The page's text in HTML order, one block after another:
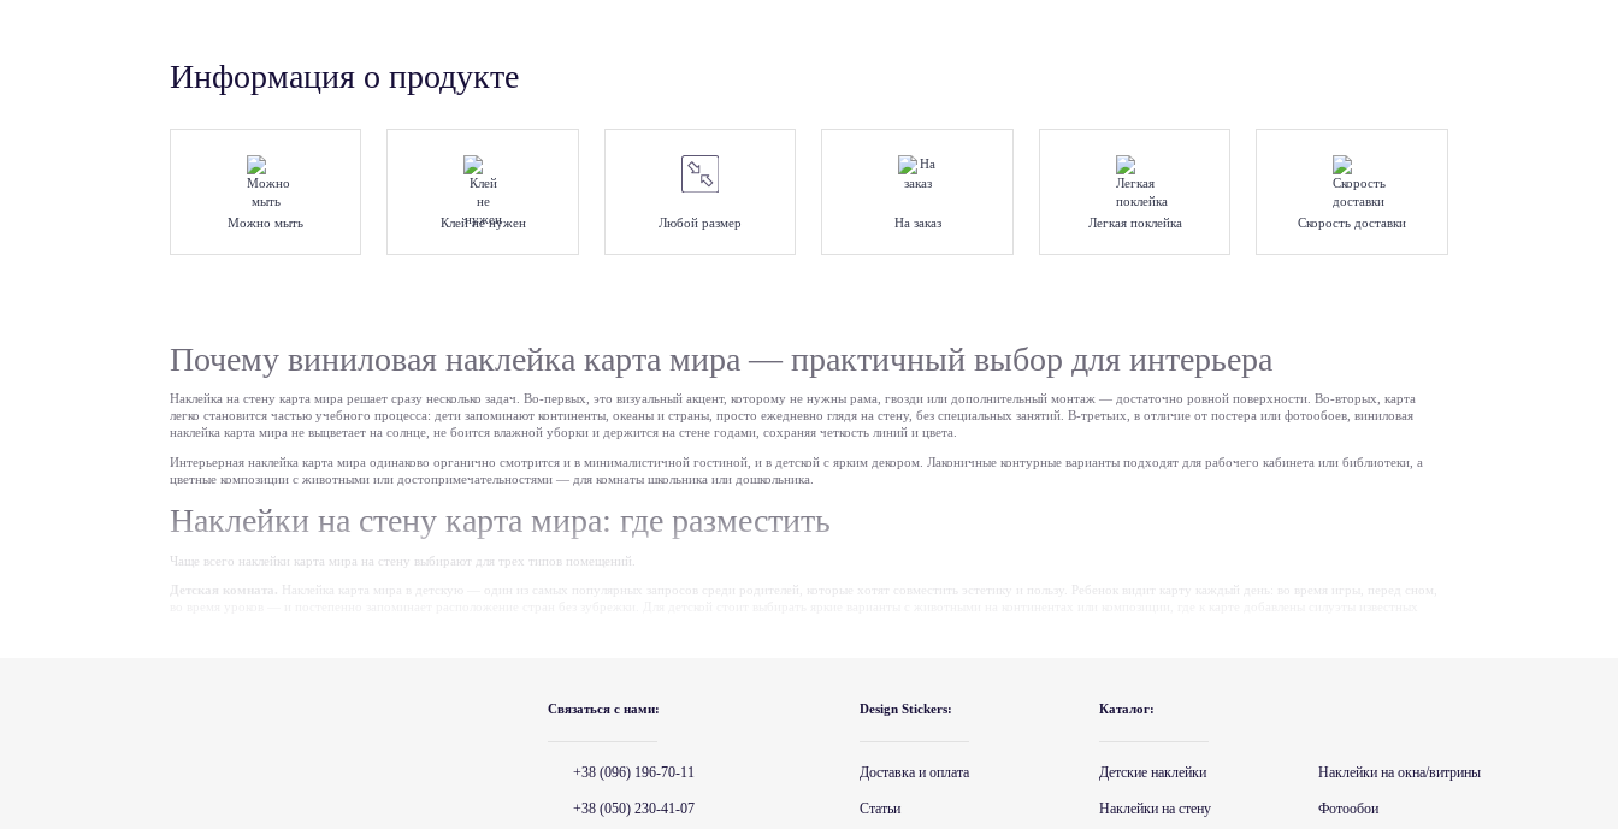
Информация о продукте
Можно мыть Клей не нужен Любой размер На заказ Легкая поклейка Скорость доставки
Почему виниловая наклейка карта мира — практичный выбор для интерьера
Наклейка на стену карта мира решает сразу несколько задач. Во-первых, это визуальный акцент, которому не нужны рама, гвозди или дополнительный монтаж — достаточно ровной поверхности. Во-вторых, карта
легко становится частью учебного процесса: дети запоминают континенты, океаны и страны, просто ежедневно глядя на стену, без специальных занятий. В-третьих, в отличие от постера или фотообоев, виниловая
наклейка карта мира не выцветает на солнце, не боится влажной уборки и держится на стене годами, сохраняя четкость линий и цвета.
Интерьерная наклейка карта мира одинаково органично смотрится и в минималистичной гостиной, и в детской с ярким декором. Лаконичные контурные варианты подходят для рабочего кабинета или библиотеки, а
цветные композиции с животными или достопримечательностями — для комнаты школьника или дошкольника.
Наклейки на стену карта мира: где разместить
Чаще всего наклейки карта мира на стену выбирают для трех типов помещений.
Детская комната. Наклейка карта мира в детскую — один из самых популярных запросов среди родителей, которые хотят совместить эстетику и пользу. Ребенок видит карту каждый день: во время игры, перед сном,
Карта-наклейка на стену во взрослом интерьере чаще всего выполняет функцию самостоятельного арт-объекта: контурная карта мира без лишних деталей, в нейтральной цветовой гамме,
Связаться с нами:
+38 (096) 196-70-11
+38 (050) 230-41-07
Design Stickers:
Доставка и оплата
Статьи
Каталог:
Детские наклейки Наклейки на окна/витрины
Наклейки на стену Фотообои